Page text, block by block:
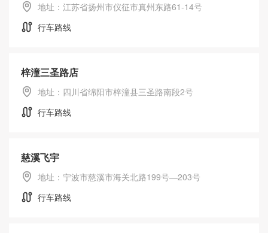
地址：江苏省扬州市仪征市真州东路61-14号
行车路线
梓潼三圣路店
地址：四川省绵阳市梓潼县三圣路南段2号
行车路线
慈溪飞宇
地址：宁波市慈溪市海关北路199号—203号
行车路线